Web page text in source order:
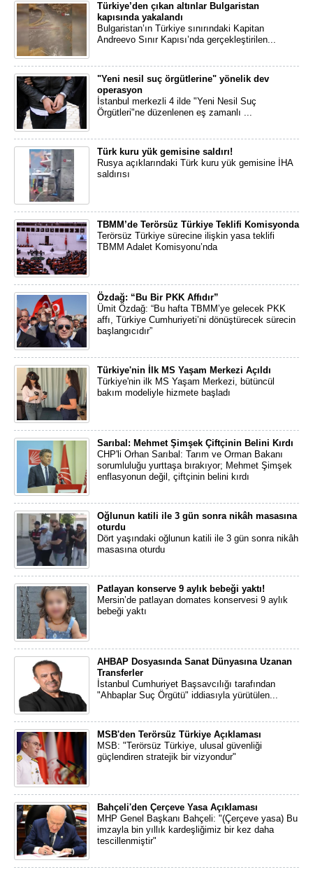
Türkiye’den çıkan altınlar Bulgaristan
kapısında yakalandı
Bulgaristan’ın Türkiye sınırındaki Kapitan
Andreevo Sınır Kapısı’nda gerçekleştirilen...
"Yeni nesil suç örgütlerine" yönelik dev
operasyon
İstanbul merkezli 4 ilde "Yeni Nesil Suç
Örgütleri"ne düzenlenen eş zamanlı ...
Türk kuru yük gemisine saldırı!
Rusya açıklarındaki Türk kuru yük gemisine İHA
saldırısı
TBMM’de Terörsüz Türkiye Teklifi Komisyonda
Terörsüz Türkiye sürecine ilişkin yasa teklifi
TBMM Adalet Komisyonu’nda
Özdağ: “Bu Bir PKK Affıdır”
Ümit Özdağ: “Bu hafta TBMM’ye gelecek PKK
affı, Türkiye Cumhuriyeti’ni dönüştürecek sürecin
başlangıcıdır”
Türkiye'nin İlk MS Yaşam Merkezi Açıldı
Türkiye'nin ilk MS Yaşam Merkezi, bütüncül
bakım modeliyle hizmete başladı
Sarıbal: Mehmet Şimşek Çiftçinin Belini Kırdı
CHP'li Orhan Sarıbal: Tarım ve Orman Bakanı
sorumluluğu yurttaşa bırakıyor; Mehmet Şimşek
enflasyonun değil, çiftçinin belini kırdı
Oğlunun katili ile 3 gün sonra nikâh masasına
oturdu
Dört yaşındaki oğlunun katili ile 3 gün sonra nikâh
masasına oturdu
Patlayan konserve 9 aylık bebeği yaktı!
Mersin’de patlayan domates konservesi 9 aylık
bebeği yaktı
AHBAP Dosyasında Sanat Dünyasına Uzanan
Transferler
İstanbul Cumhuriyet Başsavcılığı tarafından
"Ahbaplar Suç Örgütü" iddiasıyla yürütülen...
MSB'den Terörsüz Türkiye Açıklaması
MSB: "Terörsüz Türkiye, ulusal güvenliği
güçlendiren stratejik bir vizyondur"
Bahçeli'den Çerçeve Yasa Açıklaması
MHP Genel Başkanı Bahçeli: "(Çerçeve yasa) Bu
imzayla bin yıllık kardeşliğimiz bir kez daha
tescillenmiştir"